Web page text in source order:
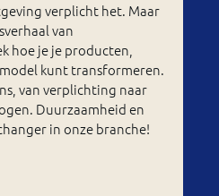
verplicht het. Maar
van
hoe je je producten,
kunt transformeren.
van verplichting naar
Duurzaamheid en
in onze branche!